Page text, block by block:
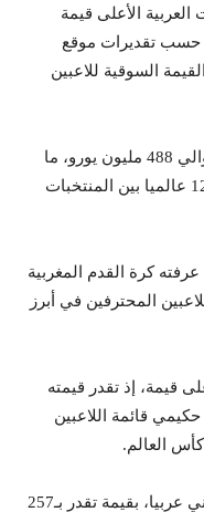
الأعلى قيمة
المشاركة في كأس العالم 2026، حسب تقديرات موقع
السوقية للاعبين
وتبلغ القيمة الإجمالية لأسود الأطلس حوالي 488 مليون يورو، ما
يضع المغرب في المركز الأول عربيا والـ12 عالميا بين المنتخبات
كرة القدم المغربية
المحترفين في أبرز
قيمة، إذ تقدر قيمته
يتصدر حكيمي قائمة اللاعبين
العالم.
ويأتي المنتخب الجزائري في المركز الثاني عربيا، بقيمة تقدر بـ257